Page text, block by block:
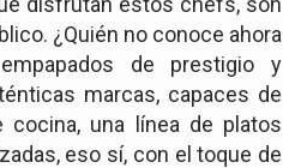
¿Quién no conoce ahora
de prestigio y
marcas, capaces de
una línea de platos
eso sí, con el toque de